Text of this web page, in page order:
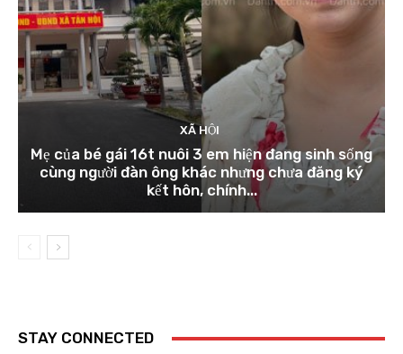
XÃ HỘI
Mẹ của bé gái 16t nuôi 3 em hiện đang sinh sống
cùng người đàn ông khác nhưng chưa đăng ký
kết hôn, chính...
STAY CONNECTED